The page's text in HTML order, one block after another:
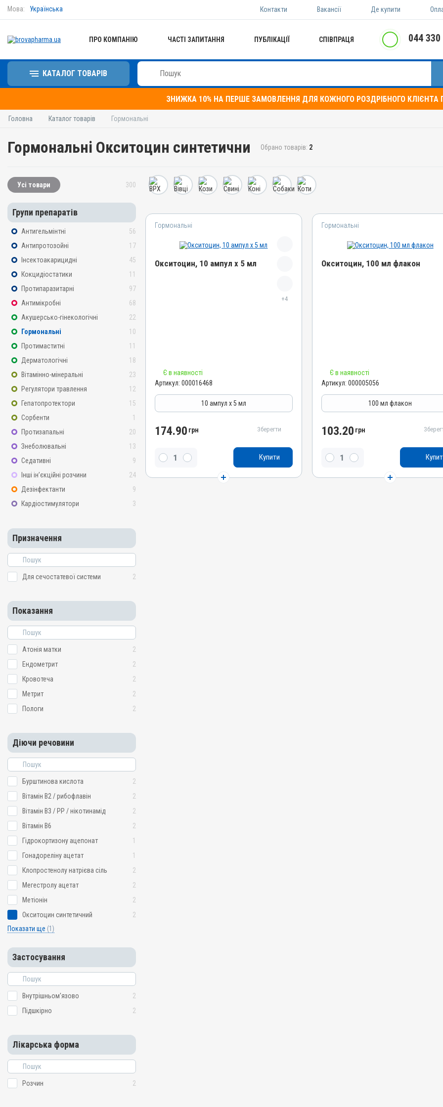
Мова: Українська Контакти Вакансії Де купити
ПРО КОМПАНІЮ ЧАСТІ ЗАПИТАННЯ ПУБЛІКАЦІЇ СПІВПРАЦЯ 044
КАТАЛОГ ТОВАРІВ
ЗНИЖКА 10% НА ПЕРШЕ ЗАМОВЛЕННЯ ДЛЯ КОЖНОГО РОЗДРІБНОГО КЛІЄНТА
Головна Каталог товарів Гормональні
Гормональні Окситоцин синтетични Обрано товарів: 2
Усі товари 300
Групи препаратів
Антигельмінтні
56
Антипротозойні
17
Інсектоакарицидні
45
Кокцидіостатики
11
Протипаразитарні
97
Антимікробні
68
Акушерсько-гінекологічні
22
Гормональні
10
Протимаститні
11
Дерматологічні
18
Вітамінно-мінеральні
23
Регулятори травлення
12
Гепатопротектори
15
Сорбенти
1
Протизапальні
20
Знеболювальні
13
Седативні
9
Інші ін’єкційні розчини
24
Дезінфектанти
9
Кардіостимулятори
3
Призначення
Для сечостатевої системи 2
Показання
Атонія матки
2
Ендометрит
2
Кровотеча
2
Метрит
2
Пологи
2
Діючи речовини
Бурштинова кислота
2
Вітамін B2 / рибофлавін
2
Вітамін B3 / PP / нікотинамід
2
Вітамін B6
2
Гідрокортизону ацепонат
1
Гонадореліну ацетат
1
Клопростенолу натрієва сіль
2
Мегестролу ацетат
2
Метіонін
2
Окситоцин синтетичний
2
Показати ще (1)
Застосування
Внутрішньом'язово
2
Підшкірно
2
Лікарська форма
Розчин 2
Гормональні
Окситоцин, 10 ампул х 5 мл
+4
АВ-01010-01-10
Гормональні, Акушерсько-гінекологічні
Розчин
Окситоцин синтетичний
ВРХ, Вівці, Кози, Свині, Коні, Собаки, Коти
Є в наявності
Артикул: 000016468
10 ампул х 5 мл
174.90 грн Зберегти
Купити
Гормональні
Окситоцин, 100 мл флакон
АВ-01010-01-10
Гормональні, Акушерсько-гінекологічні
Розчин
Окситоцин синтетичний
ВРХ, Вівці, Кози, Свині, Коні, Собаки, Коти
Є в наявності
Артикул: 000005056
100 мл флакон
103.20 грн